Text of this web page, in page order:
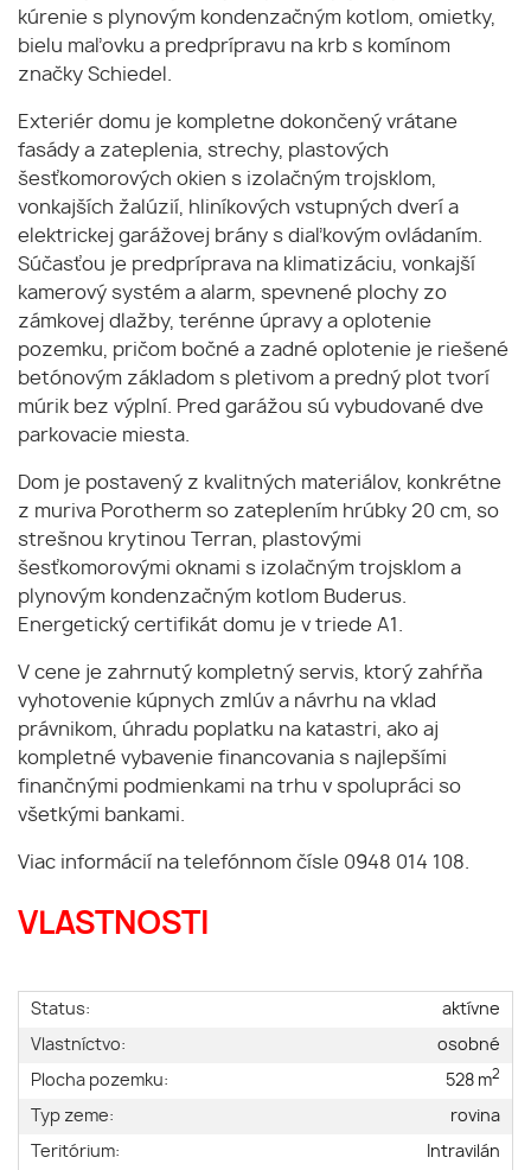
kúrenie s plynovým kondenzačným kotlom, omietky,
bielu maľovku a predprípravu na krb s komínom
značky Schiedel.
Exteriér domu je kompletne dokončený vrátane
fasády a zateplenia, strechy, plastových
šesťkomorových okien s izolačným trojsklom,
vonkajších žalúzií, hliníkových vstupných dverí a
elektrickej garážovej brány s diaľkovým ovládaním.
Súčasťou je predpríprava na klimatizáciu, vonkajší
kamerový systém a alarm, spevnené plochy zo
zámkovej dlažby, terénne úpravy a oplotenie
pozemku, pričom bočné a zadné oplotenie je riešené
betónovým základom s pletivom a predný plot tvorí
múrik bez výplní. Pred garážou sú vybudované dve
parkovacie miesta.
Dom je postavený z kvalitných materiálov, konkrétne
z muriva Porotherm so zateplením hrúbky 20 cm, so
strešnou krytinou Terran, plastovými
šesťkomorovými oknami s izolačným trojsklom a
plynovým kondenzačným kotlom Buderus.
Energetický certifikát domu je v triede A1.
V cene je zahrnutý kompletný servis, ktorý zahŕňa
vyhotovenie kúpnych zmlúv a návrhu na vklad
právnikom, úhradu poplatku na katastri, ako aj
kompletné vybavenie financovania s najlepšími
finančnými podmienkami na trhu v spolupráci so
všetkými bankami.
Viac informácií na telefónnom čísle 0948 014 108.
VLASTNOSTI
Status:
aktívne
Vlastníctvo:
osobné
Plocha pozemku:
528 m2
Typ zeme:
rovina
Teritórium:
Intravilán